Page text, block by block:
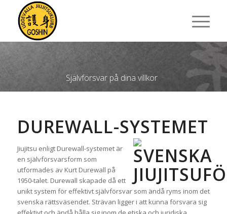
Självförsvar på dina villkor
DUREWALL-SYSTEMET
Jiujitsu enligt Durewall-systemet är
en självförsvarsform som
utformades av Kurt Durewall på
1950-talet. Durewall skapade då ett
unikt system för effektivt självförsvar som ändå ryms inom det
svenska rättsväsendet. Strävan ligger i att kunna försvara sig